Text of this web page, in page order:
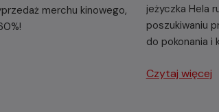
merchu kinowego,
jeżyczka Hela
poszukiwaniu
do pokonania i
Czytaj więcej